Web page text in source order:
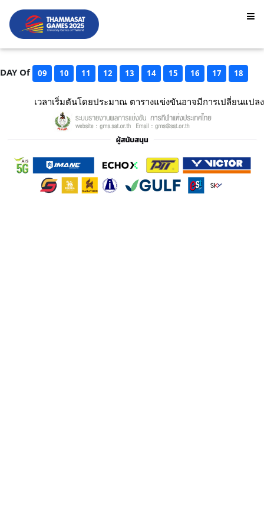
DAY Of 09 10 11 12 13 14 15 16 17 18
เวลาเริ่มตันโดยประมาณ ตารางแข่งขันอาจมีการเปลี่ยนแปลง